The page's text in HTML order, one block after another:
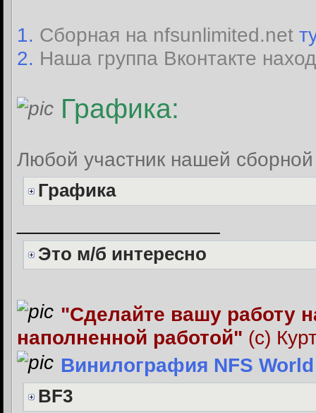
1. Сборная на nfsunlimited.net
2. Наша группа Вконтакте
Графика:
Любой участник нашей
Графика
Это м/б интересно
"Сделайте вашу работу
наполненной работой" (с)
Винилография NFS World
BF3